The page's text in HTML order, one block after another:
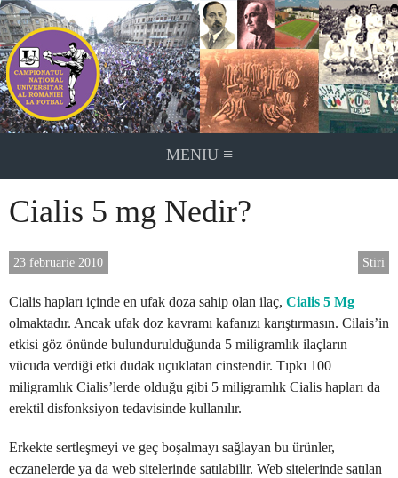
Skip
to
content
MENIU ≡
Cialis 5 mg Nedir?
Stiri
23 februarie 2010
Cialis hapları içinde en ufak doza sahip olan ilaç, Cialis 5 Mg
olmaktadır. Ancak ufak doz kavramı kafanızı karıştırmasın. Cilais’in
etkisi göz önünde bulundurulduğunda 5 miligramlık ilaçların
vücuda verdiği etki dudak uçuklatan cinstendir. Tıpkı 100
miligramlık Cialis’lerde olduğu gibi 5 miligramlık Cialis hapları da
erektil disfonksiyon tedavisinde kullanılır.
Erkekte sertleşmeyi ve geç boşalmayı sağlayan bu ürünler,
eczanelerde ya da web sitelerinde satılabilir. Web sitelerinde satılan